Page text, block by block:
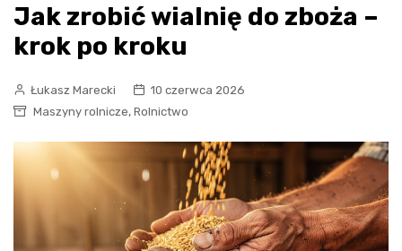
Jak zrobić wialnię do zboża –
krok po kroku
Łukasz Marecki
10 czerwca 2026
Maszyny rolnicze, Rolnictwo